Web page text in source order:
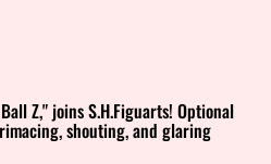
Z," joins S.H.Figuarts! Optional
shouting, and glaring